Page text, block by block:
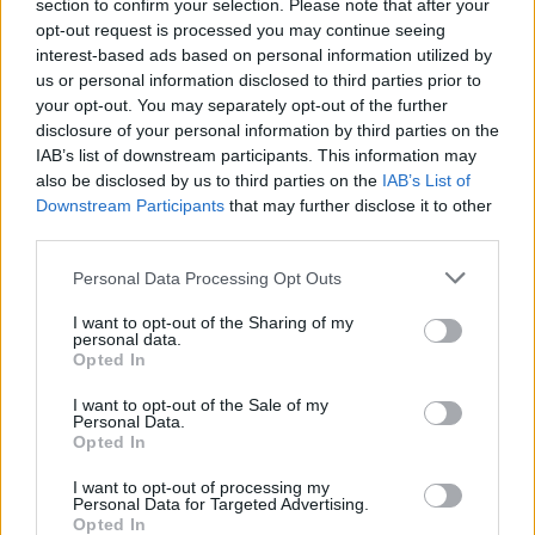
section to confirm your selection. Please note that after your
opt-out request is processed you may continue seeing
interest-based ads based on personal information utilized by
us or personal information disclosed to third parties prior to
your opt-out. You may separately opt-out of the further
disclosure of your personal information by third parties on the
IAB’s list of downstream participants. This information may
also be disclosed by us to third parties on the IAB’s List of
Downstream Participants that may further disclose it to other
Please note that this website/app uses one or more Google
not limited to your visit or usage behaviour. You may click to
grant or deny consent to Google and its third-party tags to
use your data for below specified purposes in below Google
consent section.
Personal Data Processing Opt Outs
I want to opt-out of the Sharing of my
personal data.
Opted In
I want to opt-out of the Sale of my
Personal Data.
Opted In
I want to opt-out of processing my
Personal Data for Targeted Advertising.
Opted In
rispetto del prossimo, senza suscitare fastidio ma
approvazione. Non eccezione, ma regola. Così che
quando il figlio chiede alla madre di vedersi
davvero, non attraverso la «Macchina», questa
risponde sostenendo come l’idea che l’essenza del
contatto risieda nel guardarsi negli occhi, nel
toccarsi, sia niente più che una «filosofia
screditata», sostituita dall’approssimazione
Si potrebbe poi infierire sugli esegeti del progresso
progresso. Forster li mette nel novero di una
umanità che, dopo aver eliminato la religione, fa
del suo sogno di iper-razionalismo una nuova, e
altrettanto potente, fonte di dogmi e obbedienza. Il